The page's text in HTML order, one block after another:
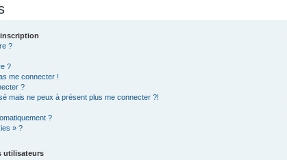
?
?
me connecter !
?
mais ne peux à présent plus me connecter ?!
?
» ?
utilisateurs